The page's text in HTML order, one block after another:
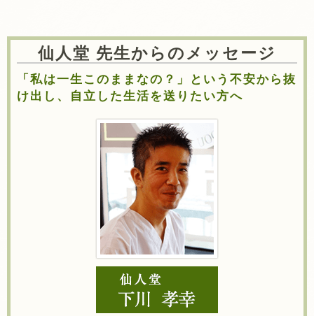
仙人堂 先生からのメッセージ
「私は一生このままなの？」という不安から抜
け出し、自立した生活を送りたい方へ